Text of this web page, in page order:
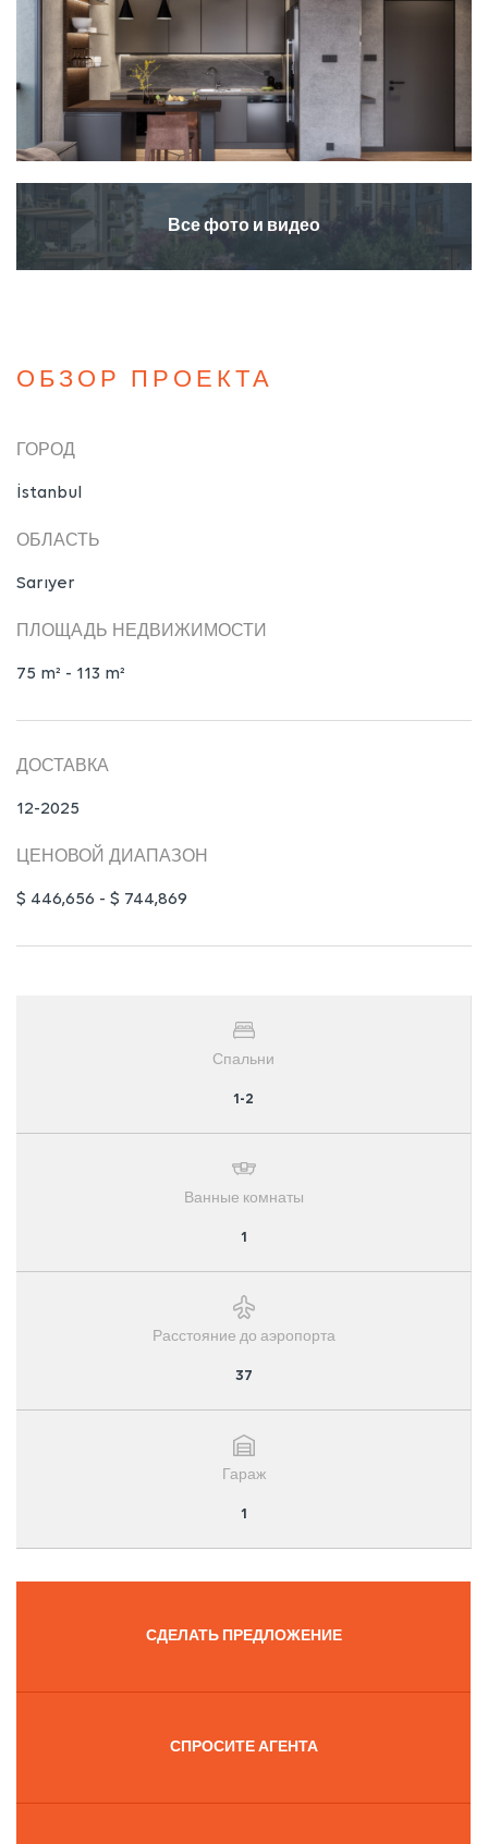
Все фото и видео
ОБЗОР ПРОЕКТА
ГОРОД
İstanbul
ОБЛАСТЬ
Sarıyer
ПЛОЩАДЬ НЕДВИЖИМОСТИ
75 m² - 113 m²
ДОСТАВКА
12-2025
ЦЕНОВОЙ ДИАПАЗОН
$ 446,656 - $ 744,869
Спальни
1-2
Ванные комнаты
1
Расстояние до аэропорта
37
Гараж
1
СДЕЛАТЬ ПРЕДЛОЖЕНИЕ
СПРОСИТЕ АГЕНТА